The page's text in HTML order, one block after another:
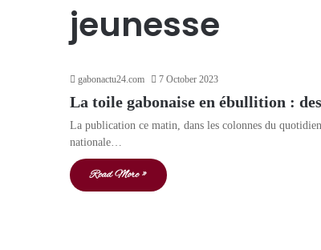
jeunesse
gabonactu24.com 7 October 2023
La toile gabonaise en ébullition :
La publication ce matin, dans les colonnes du
nationale…
Read More »